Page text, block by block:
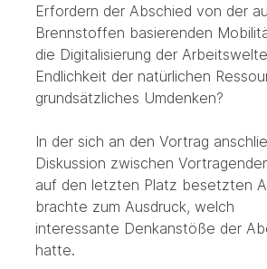
Erfordern der Abschied von der
Brennstoffen basierenden
die Digitalisierung der
Endlichkeit der natürlichen
grundsätzliches Umdenken?
In der sich an den Vortrag
Diskussion zwischen
auf den letzten Platz besetzten
brachte zum Ausdruck, welch
interessante Denkanstöße der
hatte.